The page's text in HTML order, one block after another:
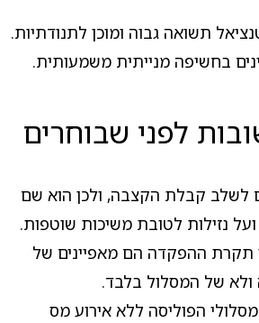
תשואה גבוה ומוכן לתנודתיות.
בחשיפה מנייתית משמעותית.
לפני שבוחרים
לשלב קבלת הקצבה, ולכן הוא שם
נזילות לטובת משיכות שוטפות.
תקרת ההפקדה הם מאפיינים של
ולא של המסלול בלבד.
מסלולי הפוליסה ללא אירוע מס